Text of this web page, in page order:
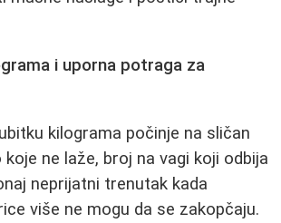
i uporna potraga za
kilograma počinje na sličan
koje ne laže, broj na vagi koji odbija
neprijatni trenutak kada
više ne mogu da se zakopčaju.